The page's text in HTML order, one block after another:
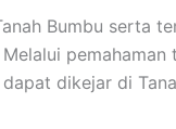
Bumbu serta
pemahaman
dikejar di